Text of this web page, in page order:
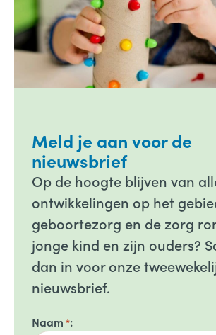
Meld je aan voor de
nieuwsbrief
Op de hoogte blijven van
ontwikkelingen op het
geboortezorg en de zorg
jonge kind en zijn ouders?
dan in voor onze
nieuwsbrief.
Naam *